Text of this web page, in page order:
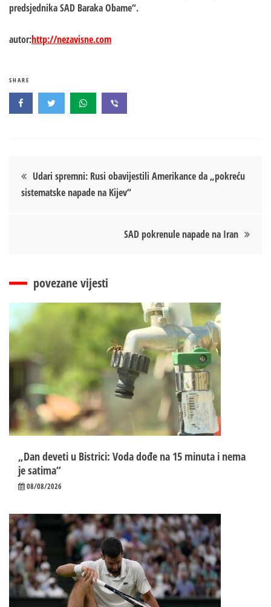
predsjednika SAD Baraka Obame“.
autor:http://nezavisne.com
SHARE
Кретање
чланка
Udari spremni: Rusi obavijestili Amerikance da „pokreću
sistematske napade na Kijev“
SAD pokrenule napade na Iran
povezane vijesti
„Dan deveti u Bistrici: Voda dođe na 15 minuta i nema
je satima“
08/08/2026